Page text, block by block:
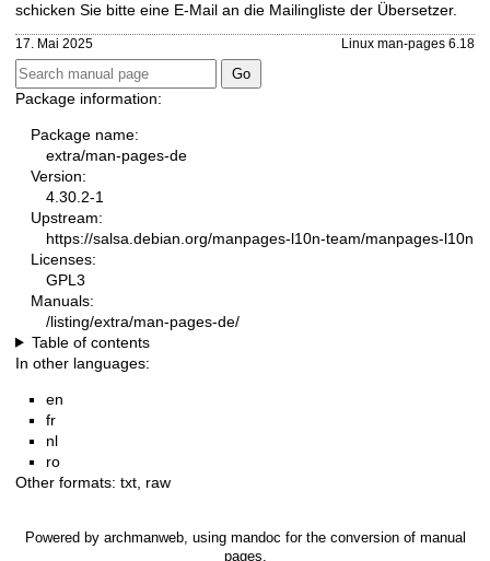
schicken Sie bitte eine E-Mail an die Mailingliste der Übersetzer.
17. Mai 2025 Linux man-pages 6.18
Package information:
Package name:
extra/man-pages-de
Version:
4.30.2-1
Upstream:
https://salsa.debian.org/manpages-l10n-team/manpages-l10n
Licenses:
GPL3
Manuals:
/listing/extra/man-pages-de/
Table of contents
In other languages:
en
fr
nl
ro
Other formats: txt raw
Powered by archmanweb, using mandoc for the conversion of manual
pages.